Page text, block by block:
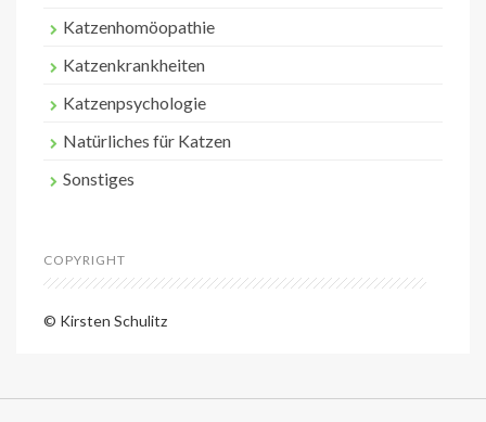
Katzenhomöopathie
Katzenkrankheiten
Katzenpsychologie
Natürliches für Katzen
Sonstiges
COPYRIGHT
© Kirsten Schulitz